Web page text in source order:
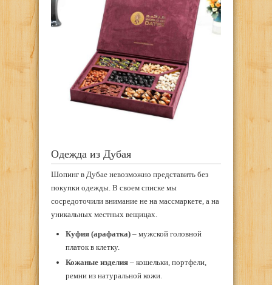
Одежда из Дубая
Шопинг в Дубае невозможно представить без
покупки одежды. В своем списке мы
сосредоточили внимание не на массмаркете, а на
уникальных местных вещицах.
Куфия (арафатка)– мужской головной
платок в клетку.
Кожаные изделия– кошельки, портфели,
ремни из натуральной кожи.